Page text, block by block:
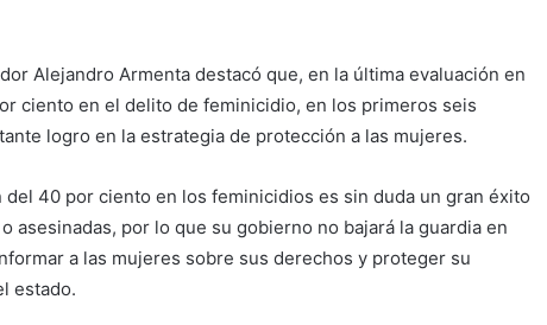
Alejandro Armenta destacó que, en la última evaluación en
ciento en el delito de feminicidio, en los primeros seis
logro en la estrategia de protección a las mujeres.
40 por ciento en los feminicidios es sin duda un gran éxito
asesinadas, por lo que su gobierno no bajará la guardia en
a las mujeres sobre sus derechos y proteger su
estado.